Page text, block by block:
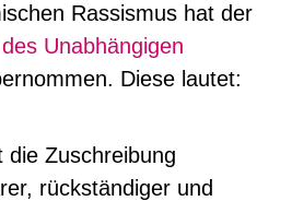
Rassismus hat der
Unabhängigen
Diese lautet:
die Zuschreibung
rückständiger und